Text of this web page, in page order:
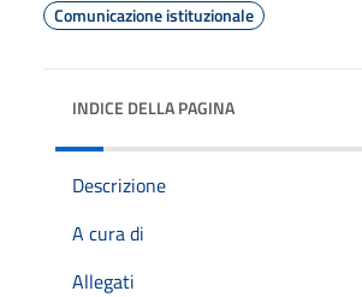
Comunicazione istituzionale
INDICE DELLA PAGINA
Descrizione
A cura di
Allegati